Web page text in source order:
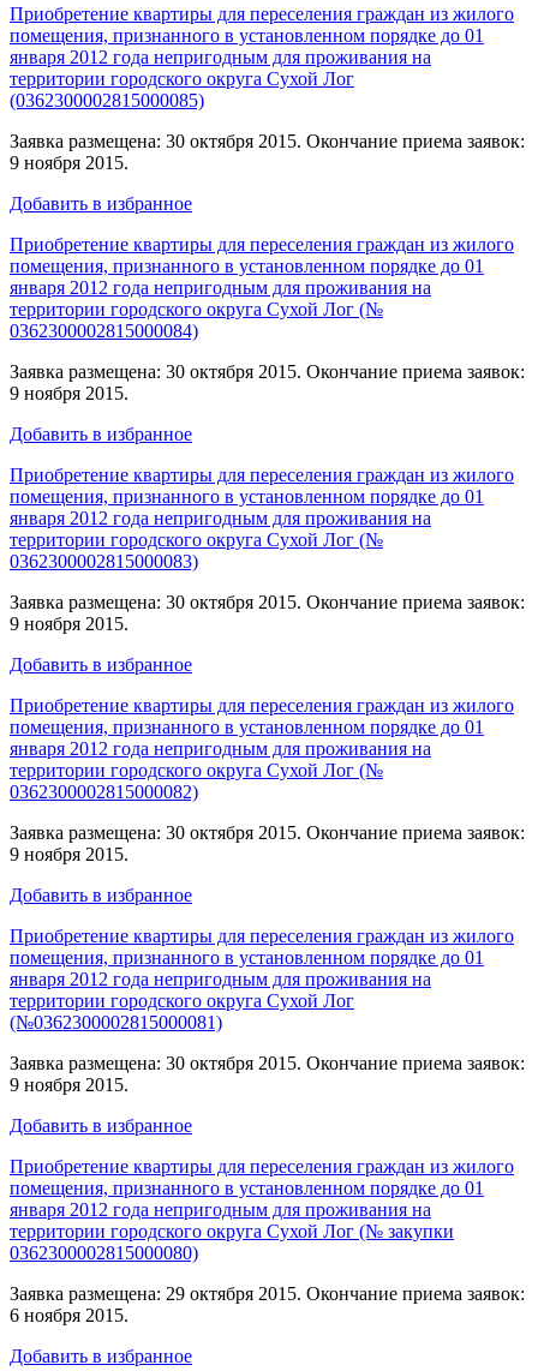
Приобретение квартиры для переселения граждан из жилого
помещения, признанного в установленном порядке до 01
января 2012 года непригодным для проживания на
территории городского округа Сухой Лог
(0362300002815000085)
Заявка размещена: 30 октября 2015. Окончание приема заявок:
9 ноября 2015.
Добавить в избранное
Приобретение квартиры для переселения граждан из жилого
помещения, признанного в установленном порядке до 01
января 2012 года непригодным для проживания на
территории городского округа Сухой Лог (№
0362300002815000084)
Заявка размещена: 30 октября 2015. Окончание приема заявок:
9 ноября 2015.
Добавить в избранное
Приобретение квартиры для переселения граждан из жилого
помещения, признанного в установленном порядке до 01
января 2012 года непригодным для проживания на
территории городского округа Сухой Лог (№
0362300002815000083)
Заявка размещена: 30 октября 2015. Окончание приема заявок:
9 ноября 2015.
Добавить в избранное
Приобретение квартиры для переселения граждан из жилого
помещения, признанного в установленном порядке до 01
января 2012 года непригодным для проживания на
территории городского округа Сухой Лог (№
0362300002815000082)
Заявка размещена: 30 октября 2015. Окончание приема заявок:
9 ноября 2015.
Добавить в избранное
Приобретение квартиры для переселения граждан из жилого
помещения, признанного в установленном порядке до 01
января 2012 года непригодным для проживания на
территории городского округа Сухой Лог
(№0362300002815000081)
Заявка размещена: 30 октября 2015. Окончание приема заявок:
9 ноября 2015.
Добавить в избранное
Приобретение квартиры для переселения граждан из жилого
помещения, признанного в установленном порядке до 01
января 2012 года непригодным для проживания на
территории городского округа Сухой Лог (№ закупки
0362300002815000080)
Заявка размещена: 29 октября 2015. Окончание приема заявок:
6 ноября 2015.
Добавить в избранное